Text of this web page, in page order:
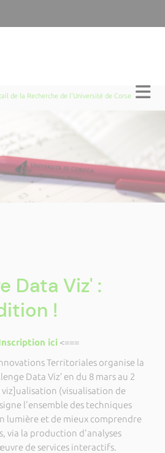
de la Recherche de l'Université de Corse
Data Viz' :
!
ici<===
Territoriales organise la
Data Viz’ en du 8 mars au 2
(visualisation de
l'ensemble des techniques
lumière et de mieux comprendre
via la production d'analyses
de services interactifs.